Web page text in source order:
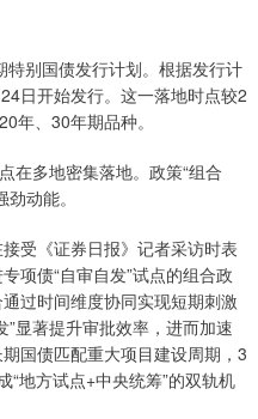
别国债发行计划。根据发行计
日开始发行。这一落地时点较2
年、30年期品种。
多地密集落地。政策“组合
动能。
受《证券日报》记者采访时表
项债“自审自发”试点的组合政
过时间维度协同实现短期刺激
显著提升审批效率，进而加速
国债匹配重大项目建设周期，3
“地方试点+中央统筹”的双轨机